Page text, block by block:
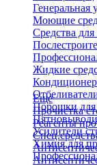
Генеральная
Моющие
Средства
Жидкие
Порошки для
Усилители
Химия для
Еще
Прочистка
Реагенты